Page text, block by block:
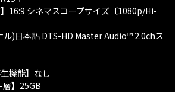
】16:9 シネマスコープサイズ〔1080p/Hi-
ル)日本語 DTS-HD Master Audio™ 2.0chス
機能】なし
層】25GB